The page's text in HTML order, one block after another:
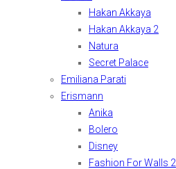
Hakan Akkaya
Hakan Akkaya 2
Natura
Secret Palace
Emiliana Parati
Erismann
Anika
Bolero
Disney
Fashion For Walls 2